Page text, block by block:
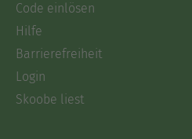
Code einlösen
Hilfe
Barrierefreiheit
Login
Skoobe liest